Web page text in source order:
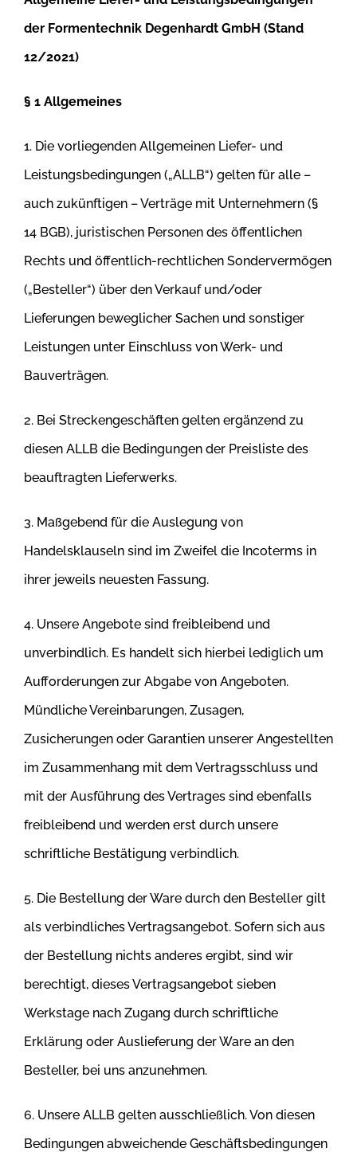
der Formentechnik Degenhardt GmbH (Stand
12/2021)
§ 1 Allgemeines
1. Die vorliegenden Allgemeinen Liefer- und
Leistungsbedingungen („ALLB“) gelten für alle –
auch zukünftigen – Verträge mit Unternehmern (§
14 BGB), juristischen Personen des öffentlichen
Rechts und öffentlich-rechtlichen Sondervermögen
(„Besteller“) über den Verkauf und/oder
Lieferungen beweglicher Sachen und sonstiger
Leistungen unter Einschluss von Werk- und
Bauverträgen.
2. Bei Streckengeschäften gelten ergänzend zu
diesen ALLB die Bedingungen der Preisliste des
beauftragten Lieferwerks.
3. Maßgebend für die Auslegung von
Handelsklauseln sind im Zweifel die Incoterms in
ihrer jeweils neuesten Fassung.
4. Unsere Angebote sind freibleibend und
unverbindlich. Es handelt sich hierbei lediglich um
Aufforderungen zur Abgabe von Angeboten.
MündlicheVereinbarungen, Zusagen,
Zusicherungen oder Garantien unserer Angestellten
im Zusammenhang mit dem Vertragsschluss und
mit der Ausführung des Vertrages sind ebenfalls
freibleibend und werden erst durch unsere
schriftliche Bestätigung verbindlich.
5. Die Bestellung der Ware durch den Besteller gilt
als verbindliches Vertragsangebot. Sofern sich aus
der Bestellung nichts anderes ergibt, sind wir
berechtigt, dieses Vertragsangebot sieben
Werkstage nach Zugang durch schriftliche
Erklärung oder Auslieferung der Ware an den
Besteller, bei uns anzunehmen.
6. Unsere ALLB gelten ausschließlich. Von diesen
Bedingungen abweichende Geschäftsbedingungen